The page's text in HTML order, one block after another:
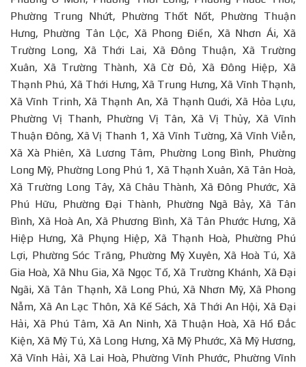
Phường Trung Nhứt, Phường Thốt Nốt, Phường Thuận
Hưng, Phường Tân Lộc, Xã Phong Điền, Xã Nhơn Ái, Xã
Trường Long, Xã Thới Lai, Xã Đông Thuận, Xã Trường
Xuân, Xã Trường Thành, Xã Cờ Đỏ, Xã Đông Hiệp, Xã
Thạnh Phú, Xã Thới Hưng, Xã Trung Hưng, Xã Vĩnh Thạnh,
Xã Vĩnh Trinh, Xã Thạnh An, Xã Thạnh Quới, Xã Hỏa Lựu,
Phường Vị Thanh, Phường Vị Tân, Xã Vị Thủy, Xã Vĩnh
Thuận Đông, Xã Vị Thanh 1, Xã Vĩnh Tường, Xã Vĩnh Viễn,
Xã Xà Phiên, Xã Lương Tâm, Phường Long Bình, Phường
Long Mỹ, Phường Long Phú 1, Xã Thạnh Xuân, Xã Tân Hoà,
Xã Trường Long Tây, Xã Châu Thành, Xã Đông Phước, Xã
Phú Hữu, Phường Đại Thành, Phường Ngã Bảy, Xã Tân
Bình, Xã Hoà An, Xã Phương Bình, Xã Tân Phước Hưng, Xã
Hiệp Hưng, Xã Phụng Hiệp, Xã Thạnh Hoà, Phường Phú
Lợi, Phường Sóc Trăng, Phường Mỹ Xuyên, Xã Hoà Tú, Xã
Gia Hoà, Xã Nhu Gia, Xã Ngọc Tố, Xã Trường Khánh, Xã Đại
Ngãi, Xã Tân Thạnh, Xã Long Phú, Xã Nhơn Mỹ, Xã Phong
Nẫm, Xã An Lạc Thôn, Xã Kế Sách, Xã Thới An Hội, Xã Đại
Hải, Xã Phú Tâm, Xã An Ninh, Xã Thuận Hoà, Xã Hồ Đắc
Kiện, Xã Mỹ Tú, Xã Long Hưng, Xã Mỹ Phước, Xã Mỹ Hương,
Xã Vĩnh Hải, Xã Lai Hoà, Phường Vĩnh Phước, Phường Vĩnh